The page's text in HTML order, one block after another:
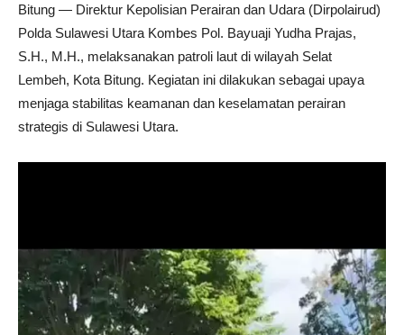
Bitung — Direktur Kepolisian Perairan dan Udara (Dirpolairud)
Polda Sulawesi Utara Kombes Pol. Bayuaji Yudha Prajas,
S.H., M.H., melaksanakan patroli laut di wilayah Selat
Lembeh, Kota Bitung. Kegiatan ini dilakukan sebagai upaya
menjaga stabilitas keamanan dan keselamatan perairan
strategis di Sulawesi Utara.